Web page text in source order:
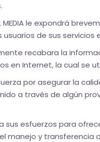
MEDIA le expondrá
de sus servicios
recabara la
en Internet, la cual se
por asegurar la
a través de algún
sus esfuerzos para
manejo y transferencia